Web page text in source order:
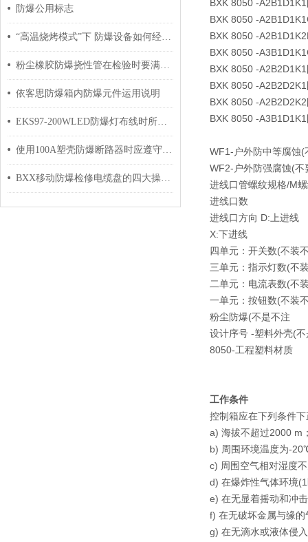
防爆公用标志
“高温烧烤模式”下 防爆设备如何经得住考验？
粉尘橡胶防爆挠性管在检验时要满足这些要求
依客思防爆箱内防爆元件运用说明
EKS97-200WLED防爆灯布线时所需要遵循的规则分析
使用100A塑壳防爆断路器时应遵守的规定介绍
BXX移动防爆检修电缆盘的四大操作原则分享
BXK 8050 -
BXK 8050 -
BXK 8050 -
BXK 8050 -
BXK 8050 -
BXK 8050 -
BXK 8050 -
BXK 8050 -
WF1-户外防中等腐蚀(
WF2-户外防强腐蚀(不
进线口管螺纹规格/M
进线口数
进线口方向 D:上进线
X:下进线
四单元：开关数(不装
三单元：指示灯数(不
二单元：电流表数(不
一单元：按钮数(不装
粉尘防爆(不是不注
设计序号 -塑料外壳(
8050-工程塑料材质
工作条件
控制箱应在下列条件
a) 海拔不超过2000 m
b) 周围环境温度为-
c) 周围空气相对湿度
d) 在爆炸性气体环境
e) 在无显着摇动和冲
f) 在无破坏金属与缘
g) 在无滴水或液体侵